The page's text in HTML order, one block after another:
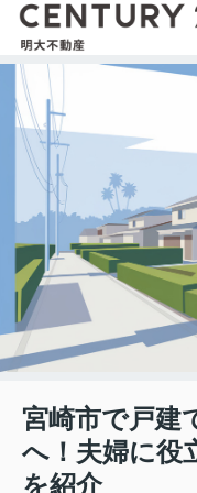
宮崎市で戸建
へ！夫婦に役
を紹介